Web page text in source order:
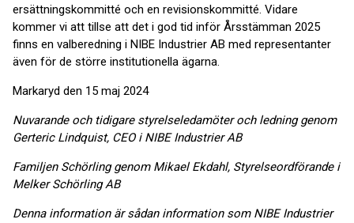
ersättningskommitté och en revisionskommitté. Vidare
kommer vi att tillse att det i god tid inför Årsstämman 2025
finns en valberedning i NIBE Industrier AB med representanter
även för de större institutionella ägarna.
Markaryd den 15 maj 2024
Nuvarande och tidigare styrelseledamöter och ledning genom
Gerteric Lindquist, CEO i NIBE Industrier AB
Familjen Schörling genom Mikael Ekdahl, Styrelseordförande i
Melker Schörling AB
Denna information är sådan information som NIBE Industrier